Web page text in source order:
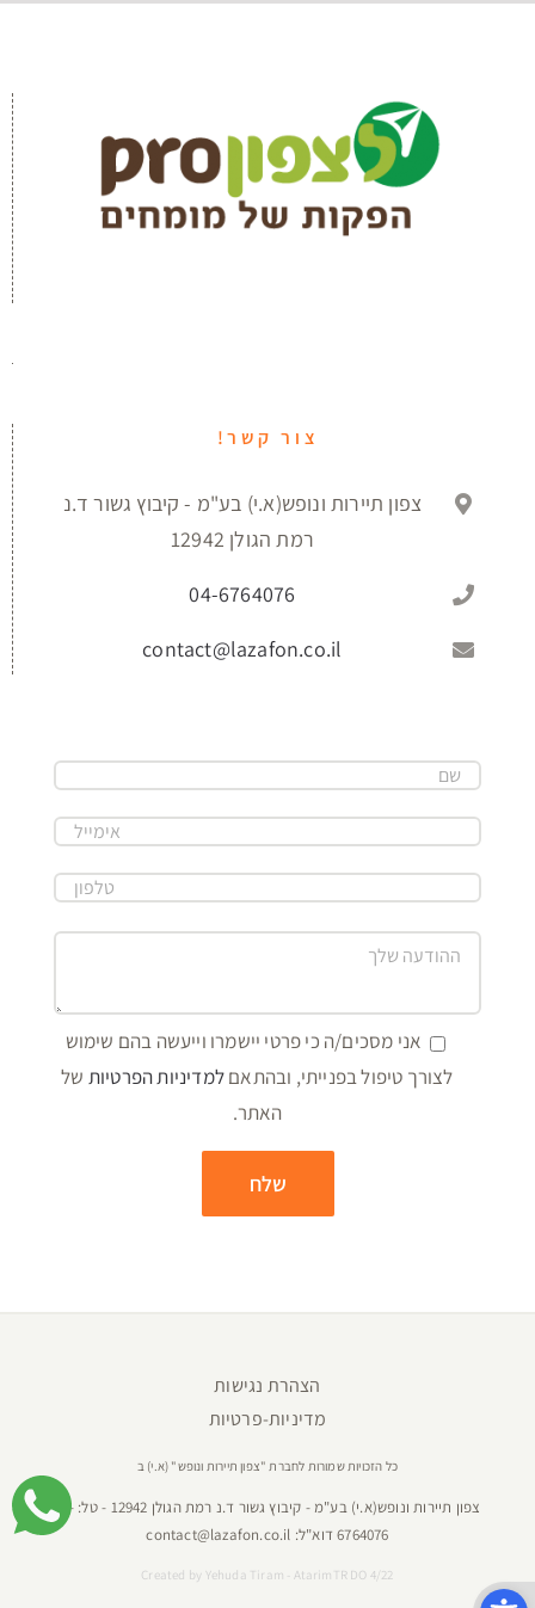
צור קשר!
צפון תיירות ונופש(א.י) בע"מ - קיבוץ גשור ד.נ
רמת הגולן 12942
04-6764076
contact@lazafon.co.il
אני מסכים/ה כי פרטי יישמרו וייעשה בהם שימוש
לצורך טיפול בפנייתי, ובהתאםלמדיניות הפרטיות של
האתר.
הצהרת נגישות
מדיניות-פרטיות
כל הזכויות שמורות לחברת "צפון תיירות ונופש" (א.י) ב
צפון תיירות ונופש(א.י) בע"מ - קיבוץ גשור ד.נ רמת הגולן 12942 - טל:
04-
6764076דוא"ל: contact@lazafon.co.il
Created by Yehuda Tiram - AtarimTR DO 4/22
פתח סרגל נגישות